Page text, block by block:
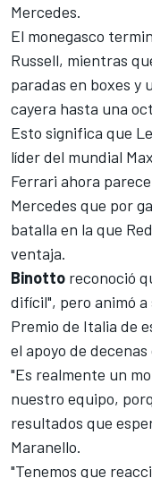
Mercedes.
El monegasco
Russell, mientras
paradas en boxes y
cayera hasta una
Esto significa que
líder del mundial
Ferrari ahora
Mercedes que por
batalla en la que
ventaja.
Binotto reconoció
difícil", pero animó
Premio de Italia de
el apoyo de
"Es realmente un
nuestro equipo,
resultados que
Maranello.
"Tenemos que